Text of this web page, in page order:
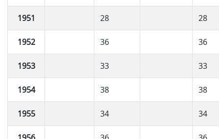
1951 28 28
1952 36 36
1953 33 33
1954 38 38
1955 34 34